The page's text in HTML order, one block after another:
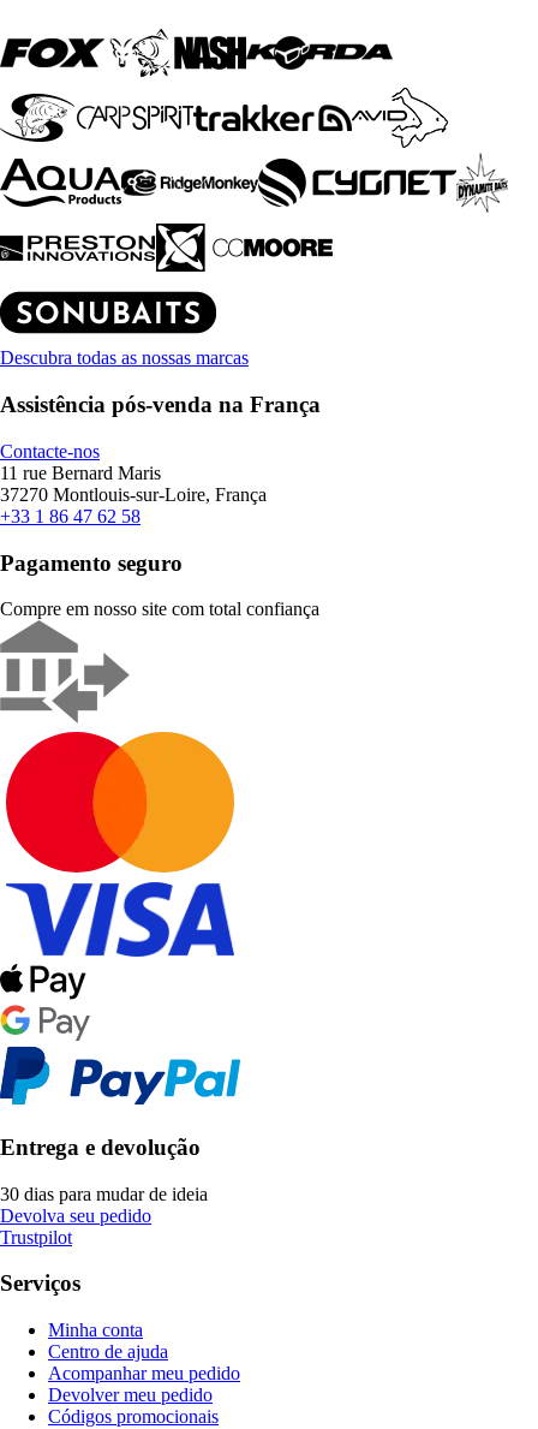
Descubra todas as nossas marcas
Assistência pós-venda na França
Contacte-nos
11 rue Bernard Maris
37270 Montlouis-sur-Loire, França
+33 1 86 47 62 58
Pagamento seguro
Compre em nosso site com total confiança
Entrega e devolução
30 dias para mudar de ideia
Devolva seu pedido
Trustpilot
Serviços
Minha conta
Centro de ajuda
Acompanhar meu pedido
Devolver meu pedido
Códigos promocionais